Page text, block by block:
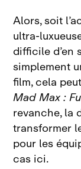
Alors, soit
difficile d’en
simplement
film, cela
Mad Max :
revanche, la
transformer
pour les
cas ici.